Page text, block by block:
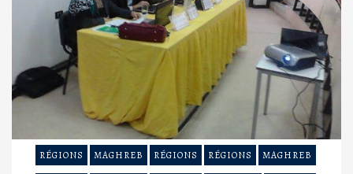
RÉGIONS MAGHREB RÉGIONS RÉGIONS MAGHREB